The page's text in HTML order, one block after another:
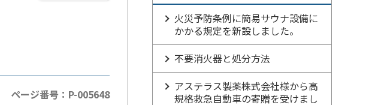
ページ番号：P-005648
火災予防条例に簡易サウナ設備に
かかる規定を新設しました。
不要消火器と処分方法
アステラス製薬株式会社様から高
規格救急自動車の寄贈を受けまし